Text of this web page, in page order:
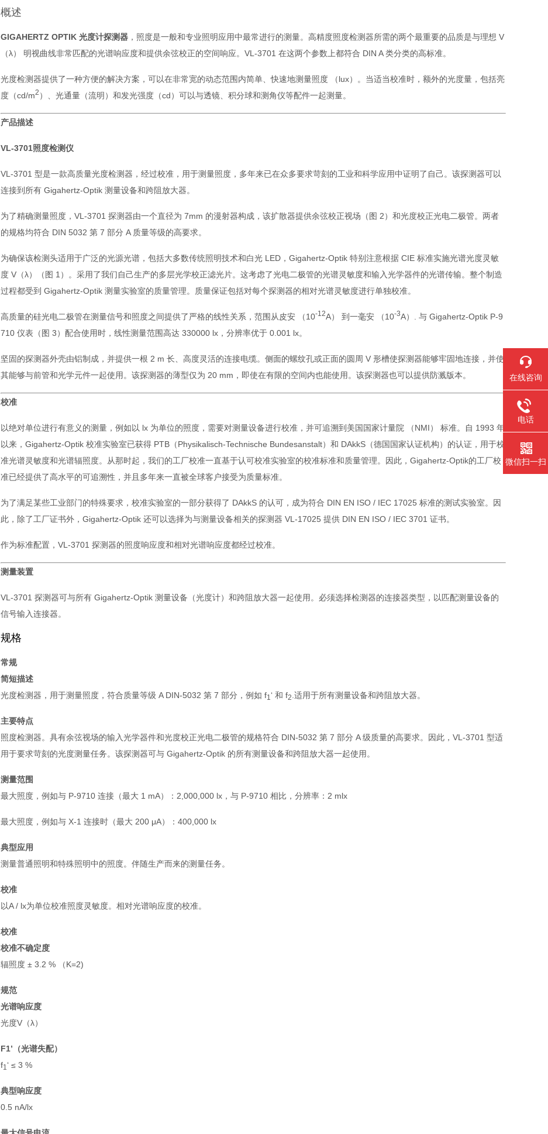
概述
GIGAHERTZ OPTIK 光度计探测器 ，照度是一般和专业照明应用中最常进行的测量。高精度照度检测器所需的两个最重要的品质是与理想 V
（λ） 明视曲线非常匹配的光谱响应度和提供余弦校正的空间响应。VL-3701 在这两个参数上都符合 DIN A 类分类的高标准。
光度检测器提供了一种方便的解决方案，可以在非常宽的动态范围内简单、快速地测量照度 （lux）。当适当校准时，额外的光度量，包括亮
度（cd/m2 ）、光通量（流明）和发光强度（cd）可以与透镜、积分球和测角仪等配件一起测量。
产品描述
VL-3701照度检测仪
VL-3701 型是一款高质量光度检测器，经过校准，用于测量照度，多年来已在众多要求苛刻的工业和科学应用中证明了自己。该探测器可以
连接到所有 Gigahertz-Optik 测量设备和跨阻放大器。
为了精确测量照度，VL-3701 探测器由一个直径为 7mm 的漫射器构成，该扩散器提供余弦校正视场（图 2）和光度校正光电二极管。两者
的规格均符合 DIN 5032 第 7 部分 A 质量等级的高要求。
为确保该检测头适用于广泛的光源光谱，包括大多数传统照明技术和白光 LED，Gigahertz-Optik 特别注意根据 CIE 标准实施光谱光度灵敏
度 V（λ）（图 1）。采用了我们自己生产的多层光学校正滤光片。这考虑了光电二极管的光谱灵敏度和输入光学器件的光谱传输。整个制造
过程都受到 Gigahertz-Optik 测量实验室的质量管理。质量保证包括对每个探测器的相对光谱灵敏度进行单独校准。
高质量的硅光电二极管在测量信号和照度之间提供了严格的线性关系，范围从皮安 （10-12A） 到一毫安 （10-3A）. 与 Gigahertz-Optik P-9
710 仪表（图 3）配合使用时，线性测量范围高达 330000 lx，分辨率优于 0.001 lx。
坚固的探测器外壳由铝制成，并提供一根 2 m 长、高度灵活的连接电缆。侧面的螺纹孔或正面的圆周 V 形槽使探测器能够牢固地连接，并使
其能够与前管和光学元件一起使用。该探测器的薄型仅为 20 mm，即使在有限的空间内也能使用。该探测器也可以提供防溅版本。
校准
以绝对单位进行有意义的测量，例如以 lx 为单位的照度，需要对测量设备进行校准，并可追溯到美国国家计量院 （NMI） 标准。自 1993 年
以来，Gigahertz-Optik 校准实验室已获得 PTB（Physikalisch-Technische Bundesanstalt）和 DAkkS（德国国家认证机构）的认证，用于校
准光谱灵敏度和光谱辐照度。从那时起，我们的工厂校准一直基于认可校准实验室的校准标准和质量管理。因此，Gigahertz-Optik的工厂校
准已经提供了高水平的可追溯性，并且多年来一直被全球客户接受为质量标准。
为了满足某些工业部门的特殊要求，校准实验室的一部分获得了 DAkkS 的认可，成为符合 DIN EN ISO / IEC 17025 标准的测试实验室。因
此，除了工厂证书外，Gigahertz-Optik 还可以选择为与测量设备相关的探测器 VL-17025 提供 DIN EN ISO / IEC 3701 证书。
作为标准配置，VL-3701 探测器的照度响应度和相对光谱响应度都经过校准。
测量装置
VL-3701 探测器可与所有 Gigahertz-Optik 测量设备（光度计）和跨阻放大器一起使用。必须选择检测器的连接器类型，以匹配测量设备的
信号输入连接器。
规格
常规
简短描述
光度检测器，用于测量照度，符合质量等级 A DIN-5032 第 7 部分，例如 f1‘ 和 f2 .适用于所有测量设备和跨阻放大器。
主要特点
照度检测器。具有余弦视场的输入光学器件和光度校正光电二极管的规格符合 DIN-5032 第 7 部分 A 级质量的高要求。因此，VL-3701 型适
用于要求苛刻的光度测量任务。该探测器可与 Gigahertz-Optik 的所有测量设备和跨阻放大器一起使用。
测量范围
最大照度，例如与 P-9710 连接（最大 1 mA）：2,000,000 lx，与 P-9710 相比，分辨率：2 mlx
最大照度，例如与 X-1 连接时（最大 200 μA）：400,000 lx
典型应用
测量普通照明和特殊照明中的照度。伴随生产而来的测量任务。
校准
以A / lx为单位校准照度灵敏度。相对光谱响应度的校准。
校准
校准不确定度
辐照度 ± 3.2 % （K=2)
规范
光谱响应度
光度V（λ）
F1’（光谱失配）
f1‘ ≤ 3 %
典型响应度
0.5 nA/lx
在线咨询
电话
微信扫一扫